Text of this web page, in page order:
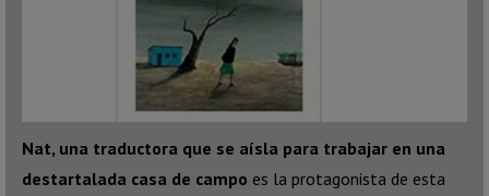
Nat, una traductora que se aísla para trabajar en una
destartalada casa de campo es la protagonista de esta